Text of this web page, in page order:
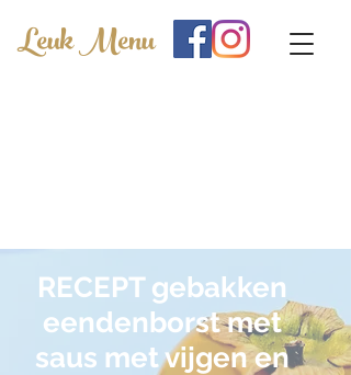
Leuk Menu
RECEPT gebakken
eendenborst met
saus met vijgen en